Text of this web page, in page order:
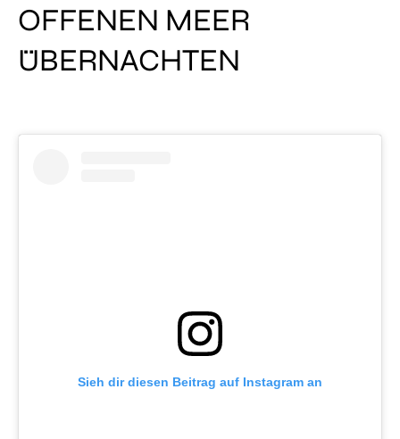
OFFENEN MEER
ÜBERNACHTEN
Sieh dir diesen Beitrag auf Instagram an